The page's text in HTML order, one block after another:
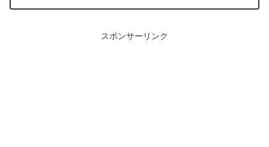
スポンサーリンク